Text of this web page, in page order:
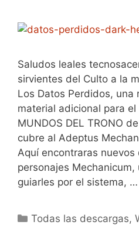
Saludos leales
sirvientes del Culto a la
Los Datos Perdidos, una
material adicional para el
MUNDOS DEL TRONO
cubre al Adeptus
Aquí encontraras nuevos
personajes Mechanicum,
guiarles por el sistema, …
Categorías
Todas las descargas,